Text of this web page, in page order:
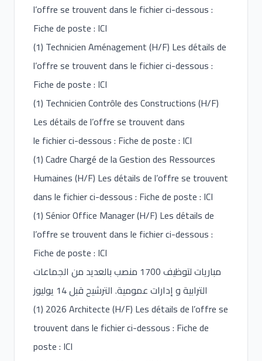
l’offre se trouvent dans le fichier ci-dessous :
Fiche de poste : ICI
(1) Technicien Aménagement (H/F) Les détails de
l’offre se trouvent dans le fichier ci-dessous :
Fiche de poste : ICI
(1) Technicien Contrôle des Constructions (H/F)
Les détails de l’offre se trouvent dans
le fichier ci-dessous : Fiche de poste : ICI
(1) Cadre Chargé de la Gestion des Ressources
Humaines (H/F) Les détails de l’offre se trouvent
dans le fichier ci-dessous : Fiche de poste : ICI
(1) Sénior Office Manager (H/F) Les détails de
l’offre se trouvent dans le fichier ci-dessous :
Fiche de poste : ICI
مباريات لتوظيف 1700 منصب بالعديد من الجماعات
الترابية و إدارات عمومية. الترشيح قبل 14 يوليوز
2026 (1) Architecte (H/F) Les détails de l’offre se
trouvent dans le fichier ci-dessous : Fiche de
poste : ICI